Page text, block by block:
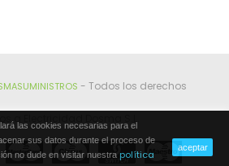
las cookies necesarias para el
sus datos durante el proceso de
no dude en visitar nuestra política
aceptar
- Todos los derechos
a Electricidad Dosma S.L.